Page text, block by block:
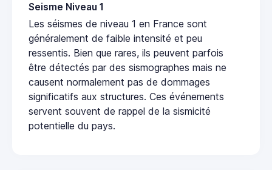
Seisme Niveau 1
Les séismes de niveau 1 en France sont
généralement de faible intensité et peu
ressentis. Bien que rares, ils peuvent parfois
être détectés par des sismographes mais ne
causent normalement pas de dommages
significatifs aux structures. Ces événements
servent souvent de rappel de la sismicité
potentielle du pays.